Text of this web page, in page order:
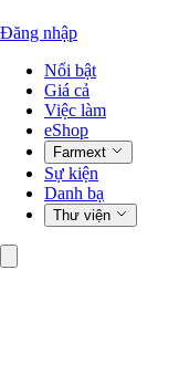
Đăng nhập
Nổi bật
Giá cả
Việc làm
eShop
Farmext
Sự kiện
Danh bạ
Thư viện